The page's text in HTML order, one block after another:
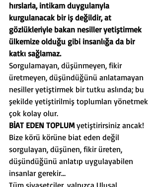
hırslarla, intikam duygularıyla
kurgulanacak bir iş değildir, at
gözlükleriyle bakan nesiller yetiştirmek
ülkemize olduğu gibi insanlığa da bir
katkı sağlamaz.
Sorgulamayan, düşünmeyen, fikir
üretmeyen, düşündüğünü anlatamayan
nesiller yetiştirmek bir tutku aslında; bu
şekilde yetiştirilmiş toplumları yönetmek
çok kolay olur.
BİAT EDEN TOPLUM yetiştirirsiniz ancak!
Bize körü körüne biat eden değil
sorgulayan, düşünen, fikir üreten,
düşündüğünü anlatıp uygulayabilen
insanlar gerekir…
Tüm siyasetçiler, yalnızca Ulusal